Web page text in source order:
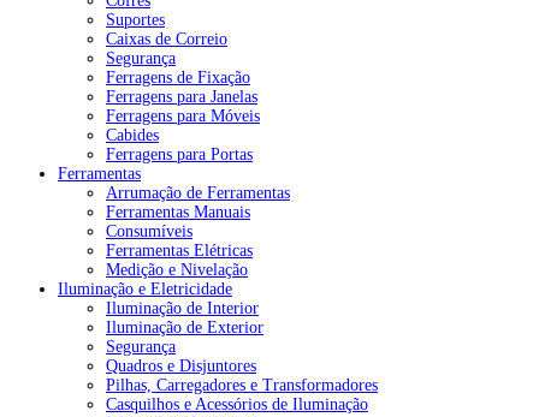
Suportes
Caixas de Correio
Segurança
Ferragens de Fixação
Ferragens para Janelas
Ferragens para Móveis
Cabides
Ferragens para Portas
Ferramentas
Arrumação de Ferramentas
Ferramentas Manuais
Consumíveis
Ferramentas Elétricas
Medição e Nivelação
Iluminação e Eletricidade
Iluminação de Interior
Iluminação de Exterior
Segurança
Quadros e Disjuntores
Pilhas, Carregadores e Transformadores
Casquilhos e Acessórios de Iluminação